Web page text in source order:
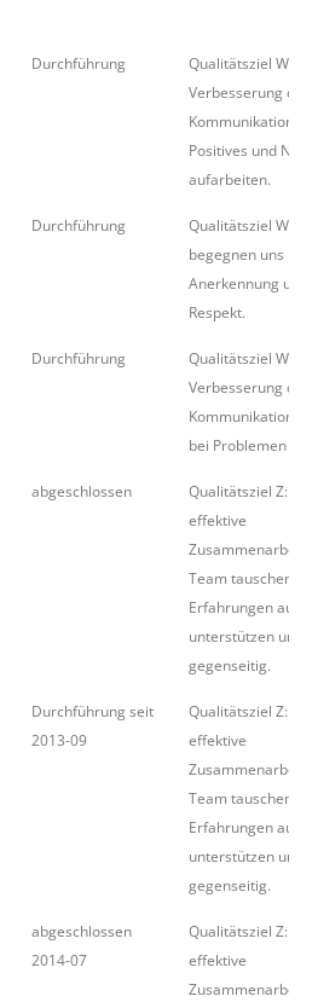
Durchführung
Qualitätsziel W:
Verbesserung der
Kommunikation.
Positives und
aufarbeiten.
Durchführung
Qualitätsziel W: Wir
begegnen uns mit
Anerkennung und
Respekt.
Durchführung
Qualitätsziel W:
Verbesserung der
Kommunikation -
bei Problemen
abgeschlossen
Qualitätsziel Z: Für
effektive
Zusammenarbeit
Team tauschen wir
Erfahrungen aus
unterstützen uns
gegenseitig.
Durchführung seit
2013-09
Qualitätsziel Z: Für
effektive
Zusammenarbeit
Team tauschen wir
Erfahrungen aus
unterstützen uns
gegenseitig.
abgeschlossen
2014-07
Qualitätsziel Z: Für
effektive
Zusammenarbeit